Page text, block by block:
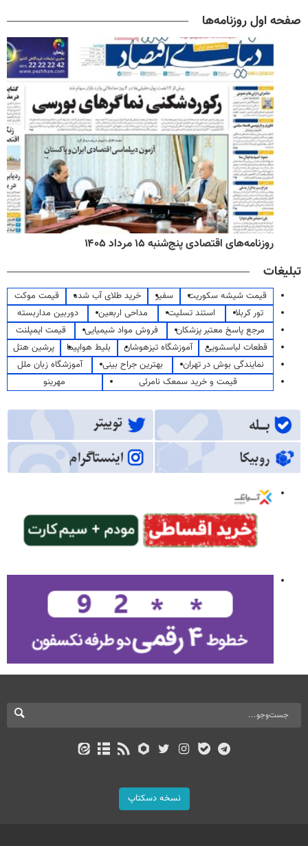
صفحه اول روزنامه‌ها
روزنامه‌های اقتصادی پنج‌شنبه ۱۵ مرداد ۱۴۰۵
تبلیغات
قیمت شیشه سکوریت سفیر خرید طلای آب شده
قیمت موکت
تور کربلا
استند تسلیت مداحی اربعین
دوربین مداربسته
مرجع پاسخ معتبر پزشکان
فروش مواد شیمیایی
قیمت ایمپلنت
قطعات لباسشویی
آموزشگاه تیزهوشان بلیط هواپیما
پرشین هتل
نمایندگی بوش در تهران
بهترین جراح بینی
آموزشگاه زبان ملل
قیمت و خرید سمعک نامرئی
مهرینو
نسخه دسکتاپ